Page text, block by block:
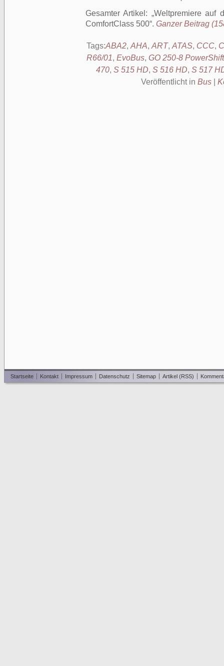
Gesamter Artikel:
Weltpremiere auf
ComfortClass 500 . Ganzer Beitrag
Tags:ABA2, AHA, ART, ATAS, CCC,
R66/01, EvoBus, GO 250-8 PowerShift
470, S 515 HD, S 516 HD, S 517
Veröffentlicht in Bus|
Startseite Kontakt Impressum Datenschutz Sitemap Artikel (RSS)